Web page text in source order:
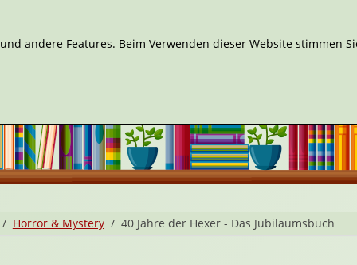
Horror & Mystery 40 Jahre der Hexer - Das Jubiläumsbuch
andere Features. Beim Verwenden dieser Website stimmen